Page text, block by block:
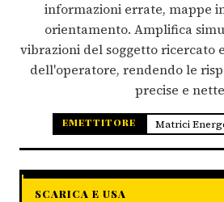
informazioni errate, mappe
orientamento. Amplifica
vibrazioni del soggetto ricercato
dell'operatore, rendendo le
precise e
EMETTITORE Matrici
SCARICA E USA